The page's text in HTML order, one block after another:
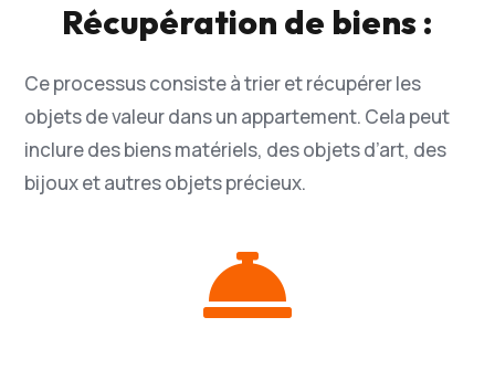
Récupération de biens :
Ce processus consiste à trier et récupérer les
objets de valeur dans un appartement. Cela peut
inclure des biens matériels, des objets d’art, des
bijoux et autres objets précieux.
